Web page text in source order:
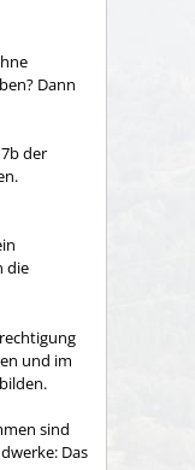
Dann
der
die
und im
sind
Das